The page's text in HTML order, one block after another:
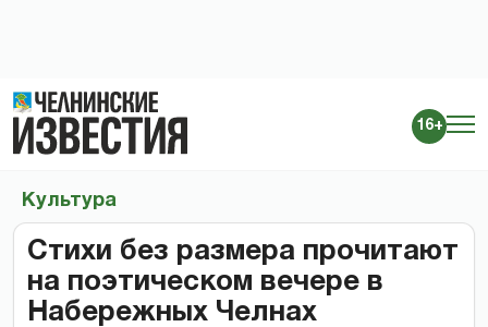
16+
Культура
Стихи без размера прочитают
на поэтическом вечере в
Набережных Челнах